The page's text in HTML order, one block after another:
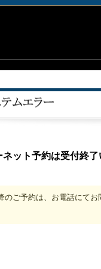
ット予約は受付終
のご予約は、お電話にてお